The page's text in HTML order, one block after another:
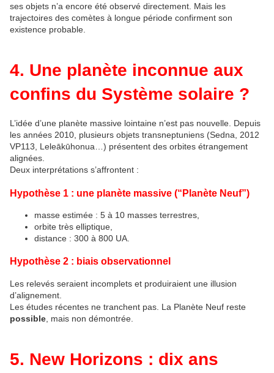
ses objets n’a encore été observé directement. Mais les
trajectoires des comètes à longue période confirment son
existence probable.
4. Une planète inconnue aux
confins du Système solaire ?
L’idée d’une planète massive lointaine n’est pas nouvelle. Depuis
les années 2010, plusieurs objets transneptuniens (Sedna, 2012
VP113, Leleākūhonua…) présentent des orbites étrangement
alignées.
Deux interprétations s’affrontent :
Hypothèse 1 : une planète massive (“Planète Neuf”)
masse estimée : 5 à 10 masses terrestres,
orbite très elliptique,
distance : 300 à 800 UA.
Hypothèse 2 : biais observationnel
Les relevés seraient incomplets et produiraient une illusion
d’alignement.
possible , mais non démontrée.
5. New Horizons : dix ans